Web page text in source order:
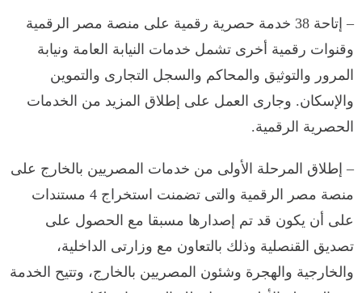
– إتاحة 38 خدمة حصرية رقمية على منصة مصر الرقمية
وقنوات رقمية أخرى تشمل خدمات النيابة العامة ونيابة
المرور والتوثيق والمحاكم والسجل التجارى والتموين
والإسكان. وجارى العمل على إطلاق المزيد من الخدمات
الحصرية الرقمية.
– إطلاق المرحلة الأولى من خدمات المصريين بالخارج على
منصة مصر الرقمية والتى تضمنت استخراج 4 مستندات
على أن يكون قد تم إصدارها مسبقا مع الحصول على
تصديق القنصلية وذلك بالتعاون مع وزارتى الداخلية،
والخارجية والهجرة وشئون المصريين بالخارج، وتتيح الخدمة